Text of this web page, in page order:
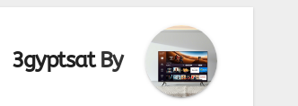
By
3gyptsat